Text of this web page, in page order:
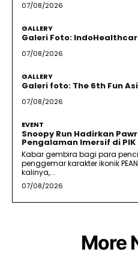
07/08/2026
GALLERY
Galeri Foto:
07/08/2026
GALLERY
Galeri foto: The 6th Fun
07/08/2026
EVENT
Snoopy Run Hadirkan
Pengalaman Imersif di PIK
Kabar gembira bagi para
penggemar karakter ikonik
kalinya,...
07/08/2026
More